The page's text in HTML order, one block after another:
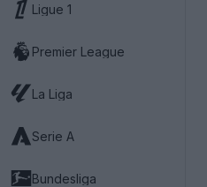
Ligue 1
Premier League
La Liga
Serie A
Bundesliga